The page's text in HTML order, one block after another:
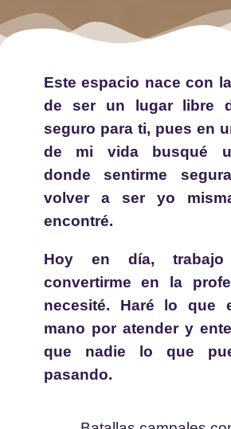
Este espacio nace con
de ser un lugar libre
seguro para ti, pues en
de mi vida busqué
donde sentirme
volver a ser yo
encontré.
Hoy en día,
convertirme en la
necesité. Haré lo que
mano por atender y
que nadie lo que
pasando.